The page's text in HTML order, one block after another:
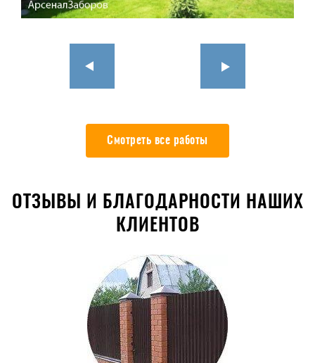
Смотреть все работы
ОТЗЫВЫ И БЛАГОДАРНОСТИ НАШИХ
КЛИЕНТОВ